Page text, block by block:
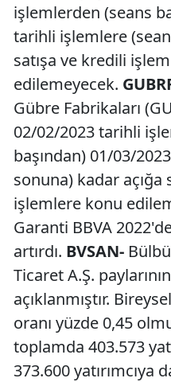
işlemlerden (seans
tarihli işlemlere
satışa ve kredili
edilemeyecek.
Gübre Fabrikaları
02/02/2023 tarihli
başından) 01/03/
sonuna) kadar açığa
işlemlere konu
Garanti BBVA
artırdı. BVSAN-
Ticaret A.Ş.
açıklanmıştır.
oranı yüzde 0,45
toplamda 403.573
373.600 yatırımcıya